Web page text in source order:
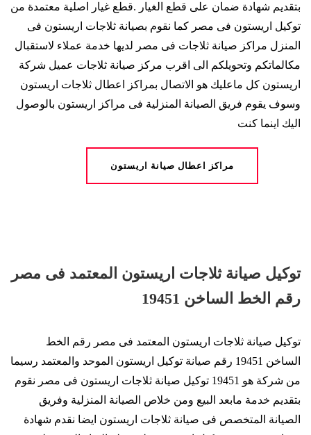
بتقديم شهادة ضمان على قطع الغيار .قطع غيار اصلية معتمدة من
توكيل اريستون فى مصر كما نقوم بصيانة ثلاجات اريستون فى
المنزل مراكز صيانة ثلاجات فى مصر لديها خدمة عملاء لاستقبال
مكالماتكم وتحويلكم الى اقرب مركز صيانة ثلاجات عميل شركة
اريستون كل ماعليك هو الاتصال بمراكز اعطال ثلاجات اريستون
وسوف يقوم فريق الصيانة المنزلية فى مراكز اريستون بالوصول
اليك اينما كنت
مراكز اعطال صيانة اريستون
توكيل صيانة ثلاجات اريستون المعتمد فى مصر
رقم الخط الساخن 19451
توكيل صيانة ثلاجات اريستون المعتمد فى مصر رقم الخط
الساخن 19451 رقم صيانة توكيل اريستون الموحد والمعتمد رسيما
من شركة هو 19451 توكيل صيانة ثلاجات اريستون فى مصر نقوم
بتقديم خدمة مابعد البيع ومن خلاص الصيانة المنزلية وفريق
الصيانة المتخصص فى صيانة ثلاجات اريستون ايضا نقدم شهادة